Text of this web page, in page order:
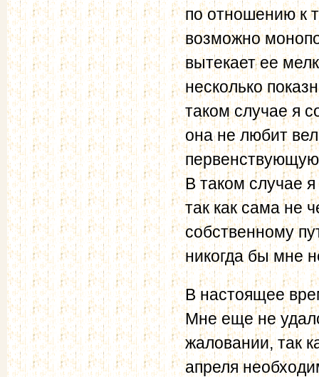
по отношению к
возможно
вытекает ее
несколько
таком случае я
она не любит
В таком случае
так как сама не
собственному
никогда бы мне
В настоящее
Мне еще не
жаловании, так
апреля